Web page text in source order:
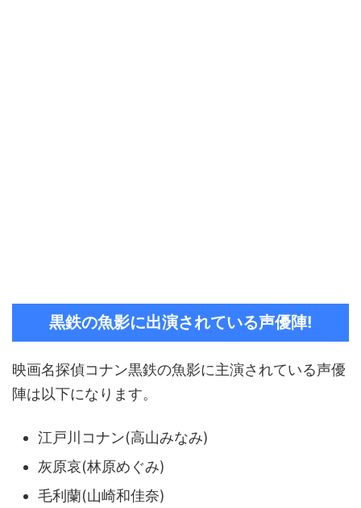
黒鉄の魚影に出演されている声優陣!
映画名探偵コナン黒鉄の魚影に主演されている声優
陣は以下になります。
江戸川コナン(高山みなみ)
灰原哀(林原めぐみ)
毛利蘭(山崎和佳奈)